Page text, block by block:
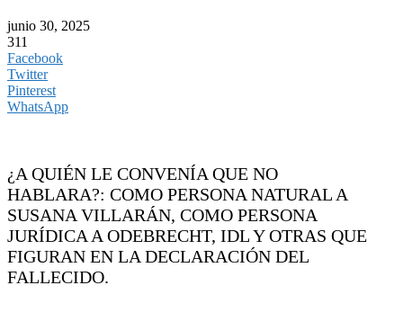
junio 30, 2025
311
Facebook
Twitter
Pinterest
WhatsApp
¿A QUIÉN LE CONVENÍA QUE NO
HABLARA?: COMO PERSONA NATURAL A
SUSANA VILLARÁN, COMO PERSONA
JURÍDICA A ODEBRECHT, IDL Y OTRAS QUE
FIGURAN EN LA DECLARACIÓN DEL
FALLECIDO.